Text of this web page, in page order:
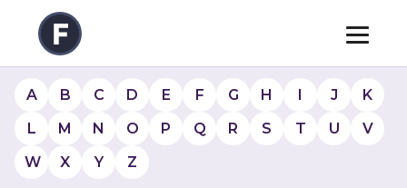
A B C D E F G H I J
K
L
M N O P Q R S T U
V
W
X Y Z